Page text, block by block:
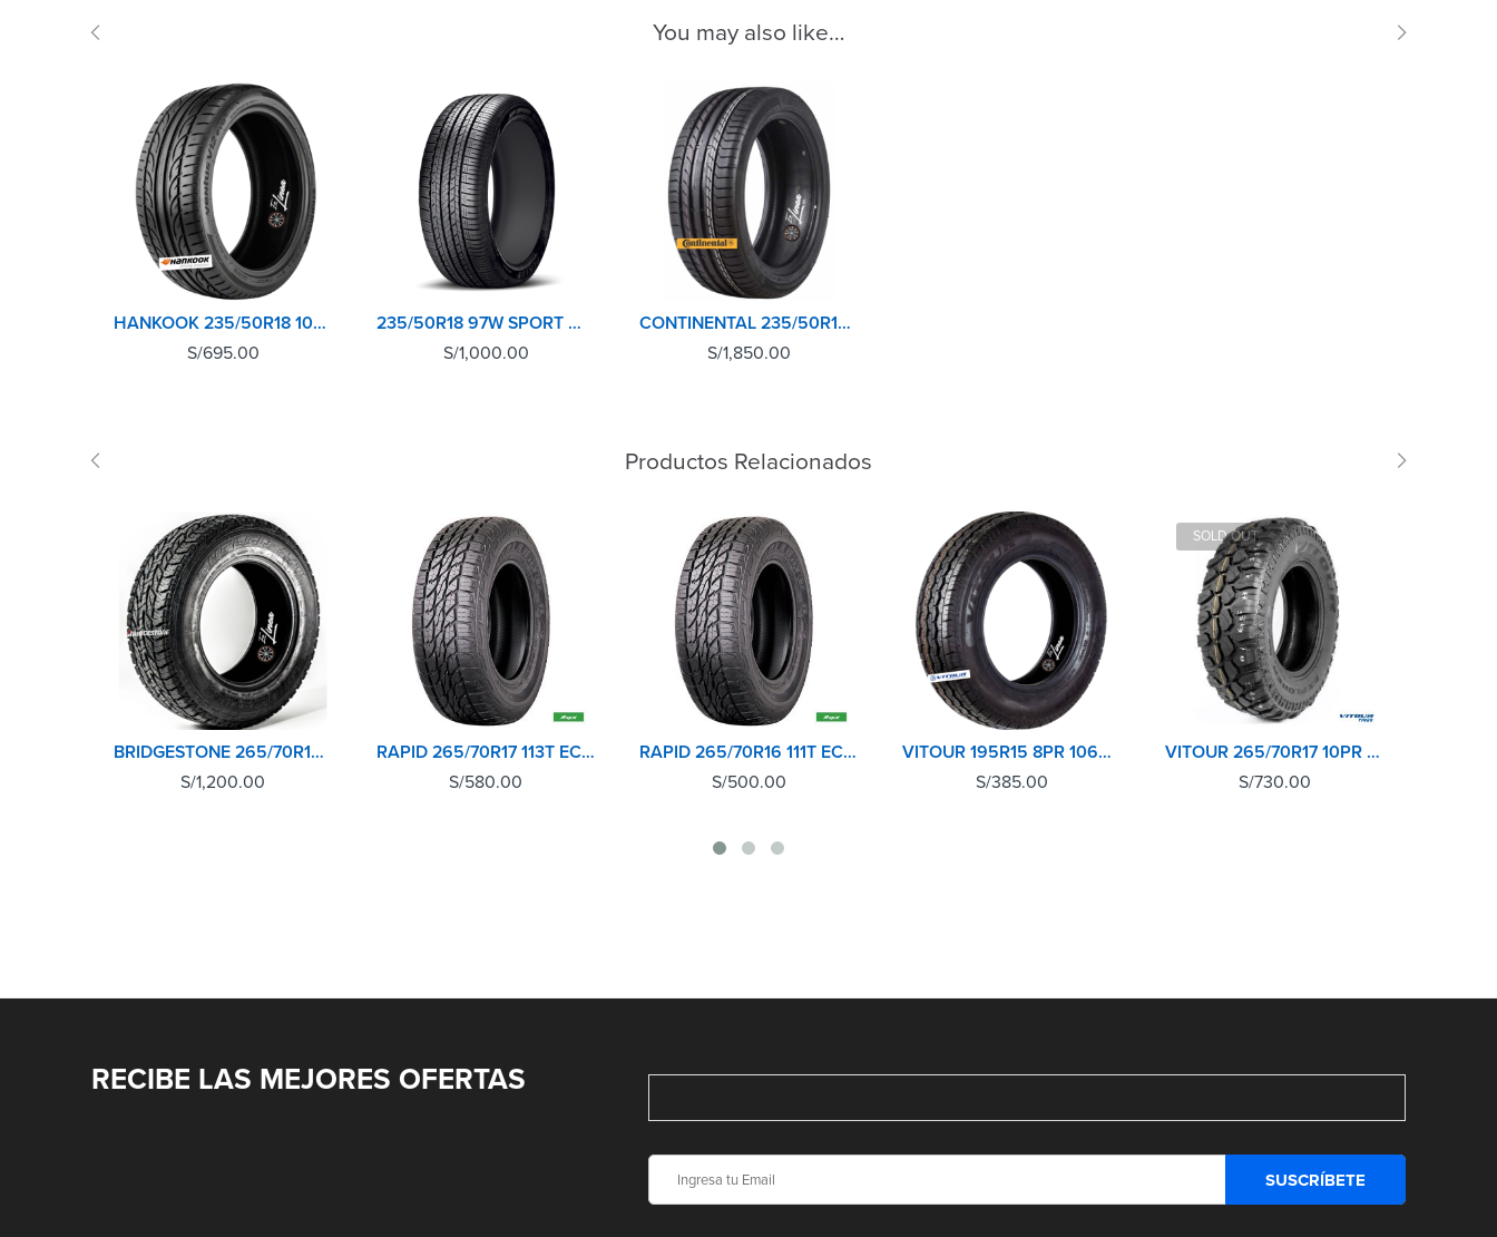
You may also like…
HANKOOK 235/50R18 101Y K120 VENTUS V12 EVO2
S/695.00
235/50R18 97W SPORT MAX A1 DUNLOP
S/1,000.00
CONTINENTAL 235/50R18 97W CONTISPORT CONTACT 5
S/1,850.00
Productos Relacionados
BRIDGESTONE 265/70R16 112S DUELER AT694
S/1,200.00
RAPID 265/70R17 113T ECOLANDER AT
S/580.00
RAPID 265/70R16 111T ECOLANDER AT
S/500.00
VITOUR 195R15 8PR 106Q V2000
S/385.00
SOLD OUT
VITOUR 265/70R17 10PR 121Q EXPLORER MT
S/730.00
RECIBE LAS MEJORES OFERTAS